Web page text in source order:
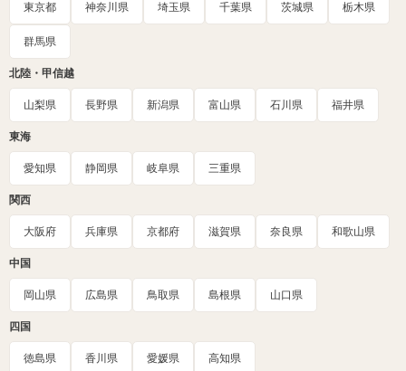
東京都 神奈川県 埼玉県 千葉県 茨城県 栃木県
群馬県
北陸・甲信越
山梨県 長野県 新潟県 富山県 石川県 福井県
東海
愛知県 静岡県 岐阜県 三重県
関西
大阪府 兵庫県 京都府 滋賀県 奈良県 和歌山県
中国
岡山県 広島県 鳥取県 島根県 山口県
四国
徳島県 香川県 愛媛県 高知県